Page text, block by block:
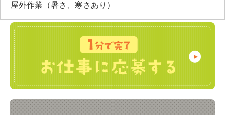
屋外作業（暑さ、寒さあり）